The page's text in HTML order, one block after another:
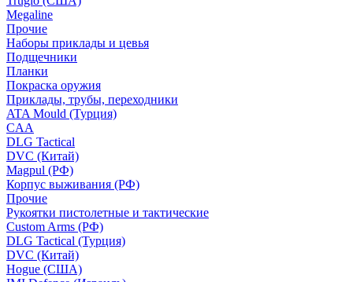
Megaline
Прочие
Наборы приклады и цевья
Подщечники
Планки
Покраска оружия
Приклады, трубы, переходники
ATA Mould (Турция)
CAA
DLG Tactical
DVC (Китай)
Magpul (РФ)
Корпус выживания (РФ)
Прочие
Рукоятки пистолетные и тактические
Custom Arms (РФ)
DLG Tactical (Турция)
DVC (Китай)
Hogue (США)